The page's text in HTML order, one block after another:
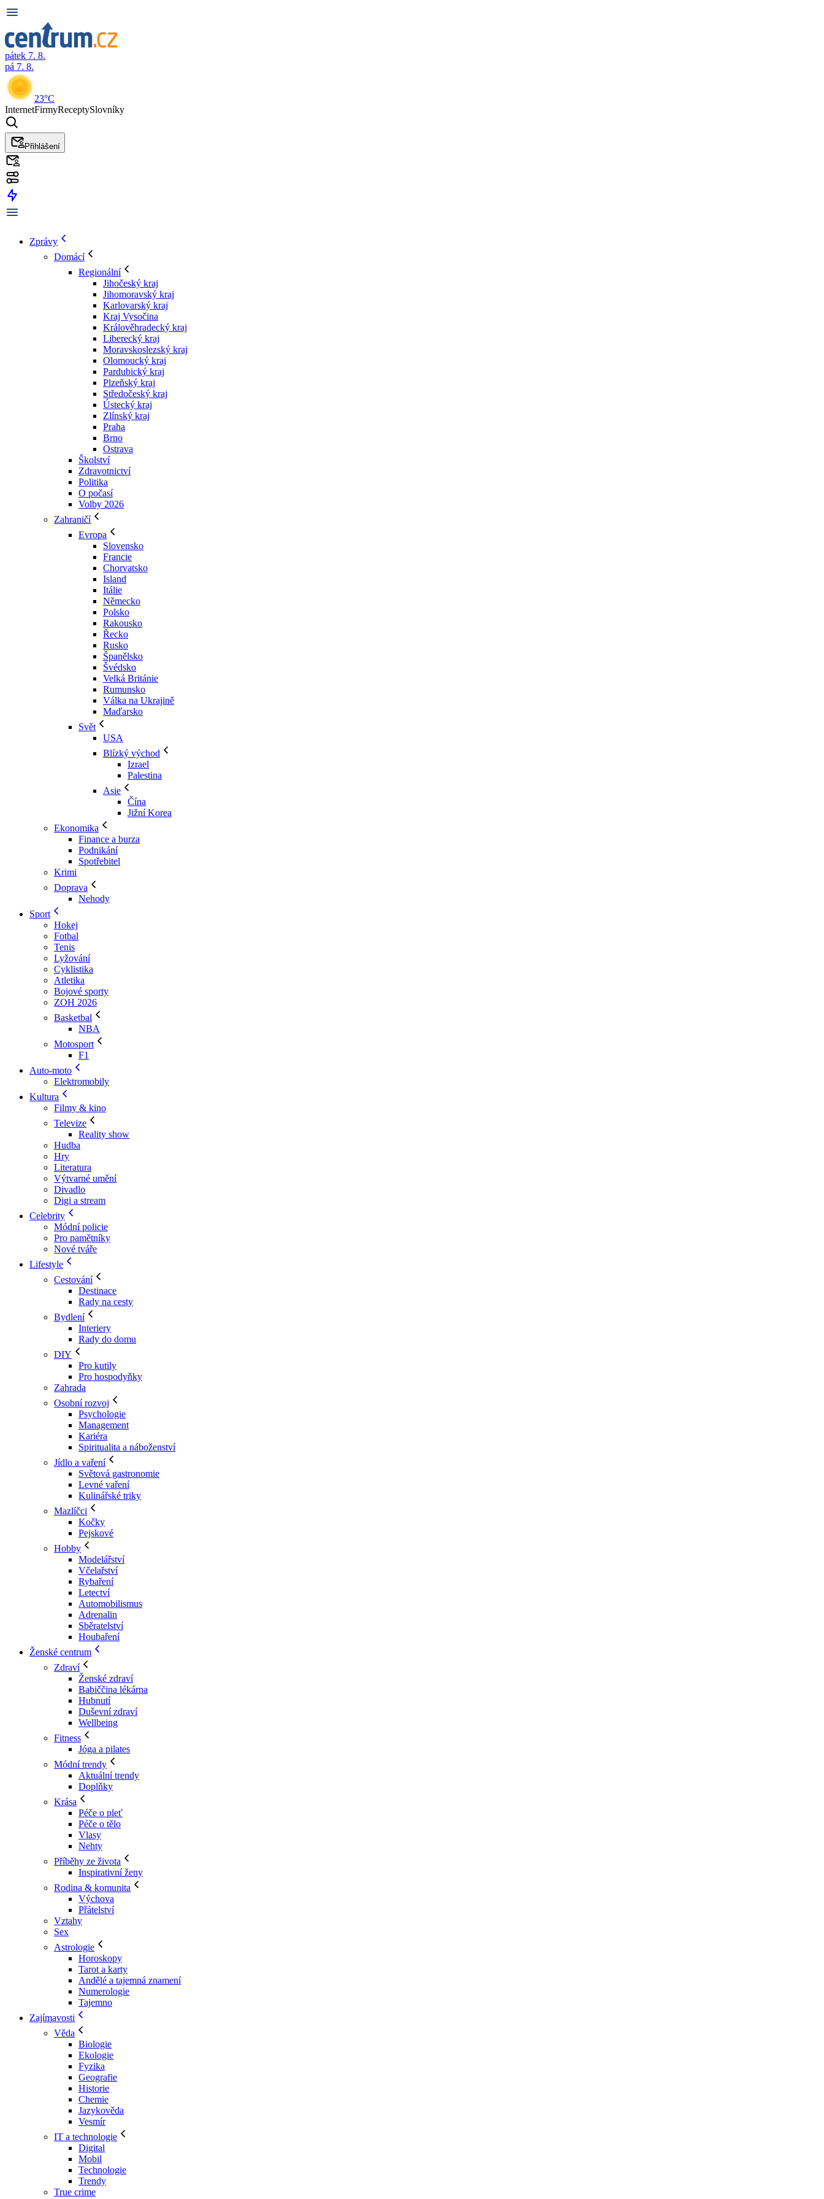
pátek 7. 8.
pá 7. 8.
23°C
InternetFirmyReceptySlovníky
Přihlášení
Zprávy
Domácí
Regionální
Jihočeský kraj
Jihomoravský kraj
Karlovarský kraj
Kraj Vysočina
Králověhradecký kraj
Liberecký kraj
Moravskoslezský kraj
Olomoucký kraj
Pardubický kraj
Plzeňský kraj
Středočeský kraj
Ústecký kraj
Zlínský kraj
Praha
Brno
Ostrava
Školství
Zdravotnictví
Politika
O počasí
Volby 2026
Zahraničí
Evropa
Slovensko
Francie
Chorvatsko
Island
Itálie
Německo
Polsko
Rakousko
Řecko
Rusko
Španělsko
Švédsko
Velká Británie
Rumunsko
Válka na Ukrajině
Maďarsko
Svět
USA
Blízký východ
Izrael
Palestina
Asie
Čína
Jižní Korea
Ekonomika
Finance a burza
Podnikání
Spotřebitel
Krimi
Doprava
Nehody
Sport
Hokej
Fotbal
Tenis
Lyžování
Cyklistika
Atletika
Bojové sporty
ZOH 2026
Basketbal
NBA
Motosport
F1
Auto-moto
Elektromobily
Kultura
Filmy & kino
Televize
Reality show
Hudba
Hry
Literatura
Výtvarné umění
Divadlo
Digi a stream
Celebrity
Módní policie
Pro pamětníky
Nové tváře
Lifestyle
Cestování
Destinace
Rady na cesty
Bydlení
Interiery
Rady do domu
DIY
Pro kutily
Pro hospodyňky
Zahrada
Osobní rozvoj
Psychologie
Management
Kariéra
Spiritualita a náboženství
Jídlo a vaření
Světová gastronomie
Levné vaření
Kulinářské triky
Mazlíčci
Kočky
Pejskové
Hobby
Modelářství
Včelařství
Rybaření
Letectví
Automobilismus
Adrenalin
Sběratelství
Houbaření
Ženské centrum
Zdraví
Ženské zdraví
Babiččina lékárna
Hubnutí
Duševní zdraví
Wellbeing
Fitness
Jóga a pilates
Módní trendy
Aktuální trendy
Doplňky
Krása
Péče o pleť
Péče o tělo
Vlasy
Nehty
Příběhy ze života
Inspirativní ženy
Rodina & komunita
Výchova
Přátelství
Vztahy
Sex
Astrologie
Horoskopy
Tarot a karty
Andělé a tajemná znamení
Numerologie
Tajemno
Zajímavosti
Věda
Biologie
Ekologie
Fyzika
Geografie
Historie
Chemie
Jazykověda
Vesmír
IT a technologie
Digital
Mobil
Technologie
Trendy
True crime